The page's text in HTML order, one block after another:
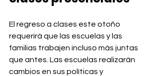
El regreso a clases este otoño
requerirá que las escuelas y las
familias trabajen incluso más juntas
que antes. Las escuelas realizarán
cambios en sus políticas y